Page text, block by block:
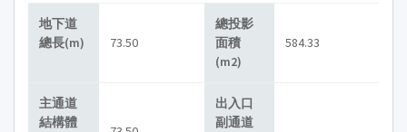
地下道
總長(m)
73.50
總投影
面積
(m2)
584.33
主通道
結構體
出入口
副通道